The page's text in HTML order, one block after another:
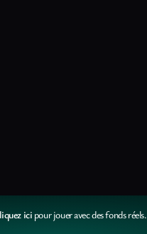
ici pour jouer avec des fonds réels.